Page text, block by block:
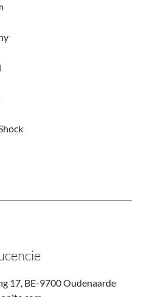
17, BE-9700 Oudenaarde